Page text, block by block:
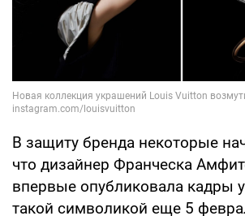
В защиту бренда некоторые
что дизайнер Франческа
впервые опубликовала кадры
такой символикой еще 5